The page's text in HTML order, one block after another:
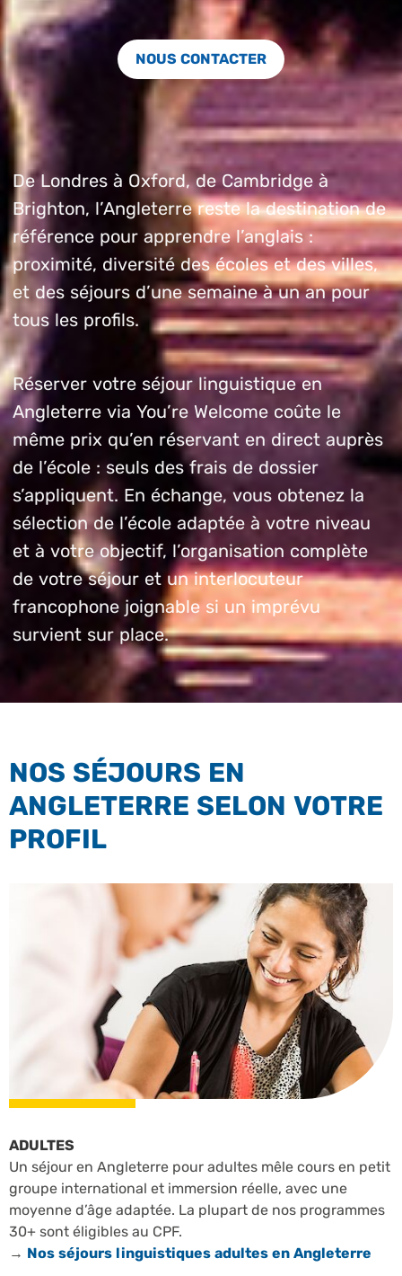
NOUS CONTACTER
De Londres à Oxford, de Cambridge à
Brighton, l’Angleterre reste la destination de
référence pour apprendre l’anglais :
proximité, diversité des écoles et des villes,
et des séjours d’une semaine à un an pour
tous les profils.
Réserver votre séjour linguistique en
Angleterre via You’re Welcome coûte le
même prix qu’en réservant en direct auprès
de l’école : seuls des frais de dossier
s’appliquent. En échange, vous obtenez la
sélection de l’école adaptée à votre niveau
et à votre objectif, l’organisation complète
de votre séjour et un interlocuteur
francophone joignable si un imprévu
survient sur place.
NOS SÉJOURS EN
ANGLETERRE SELON VOTRE
PROFIL
ADULTES
Un séjour en Angleterre pour adultes mêle cours en petit
groupe international et immersion réelle, avec une
moyenne d’âge adaptée. La plupart de nos programmes
30+ sont éligibles au CPF.
→ Nos séjours linguistiques adultes en Angleterre